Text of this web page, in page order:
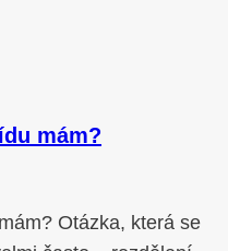
mám?
Otázka, která se